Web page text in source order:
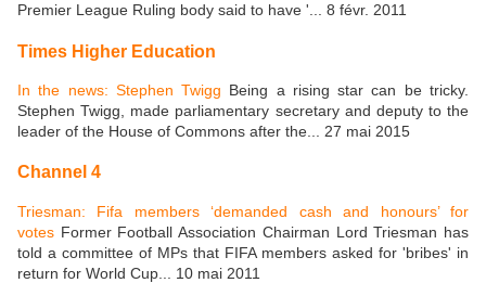
Premier League Ruling body said to have '... 8 févr. 2011
Times Higher Education
In the news: Stephen Twigg Being a rising star can be tricky.
Stephen Twigg, made parliamentary secretary and deputy to the
leader of the House of Commons after the... 27 mai 2015
Channel 4
Triesman: Fifa members ‘demanded cash and honours’ for
votes Former Football Association Chairman Lord Triesman has
told a committee of MPs that FIFA members asked for 'bribes' in
return for World Cup... 10 mai 2011